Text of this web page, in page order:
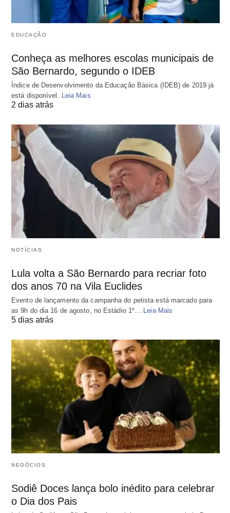
EDUCAÇÃO
Conheça as melhores escolas municipais de
São Bernardo, segundo o IDEB
Índice de Desenvolvimento da Educação Básica (IDEB) de 2019 já
está disponível. Leia Mais
2 dias atrás
NOTÍCIAS
Lula volta a São Bernardo para recriar foto
dos anos 70 na Vila Euclides
Evento de lançamento da campanha do petista está marcado para
as 9h do dia 16 de agosto, no Estádio 1º…
Leia Mais
5 dias atrás
NEGÓCIOS
Sodiê Doces lança bolo inédito para celebrar
o Dia dos Pais